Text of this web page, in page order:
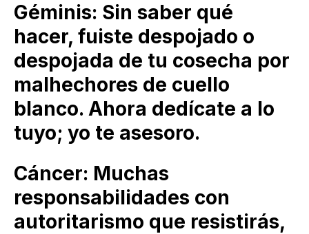
Géminis: Sin saber qué
hacer, fuiste despojado o
despojada de tu cosecha por
malhechores de cuello
blanco. Ahora dedícate a lo
tuyo; yo te asesoro.
Cáncer: Muchas
responsabilidades con
autoritarismo que resistirás,